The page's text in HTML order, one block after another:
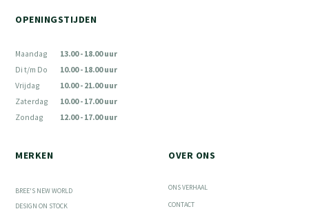
OPENINGSTIJDEN
Maandag
Di t/m Do
Vrijdag
Zaterdag
Zondag
13.00 - 18.00 uur
10.00 - 18.00 uur
10.00 - 21.00 uur
10.00 - 17.00 uur
12.00 - 17.00 uur
MERKEN
BREE'S NEW WORLD
DESIGN ON STOCK
OVER ONS
ONS VERHAAL
CONTACT